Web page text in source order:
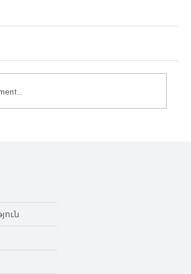
որոշում